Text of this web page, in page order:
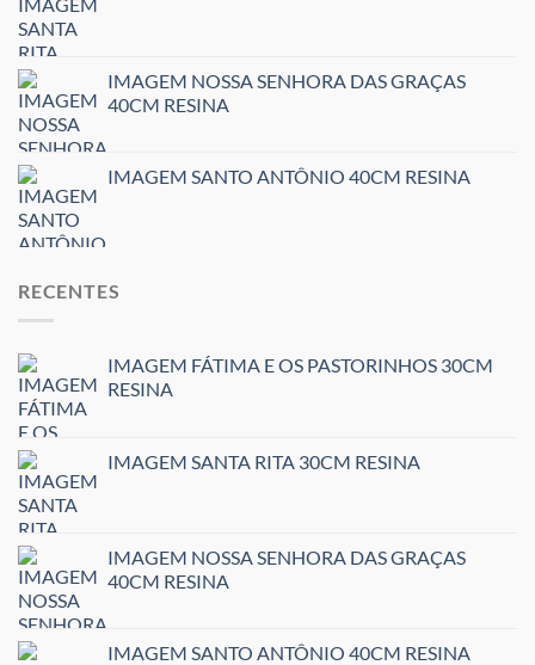
IMAGEM NOSSA SENHORA DAS GRAÇAS
40CM RESINA
IMAGEM SANTO ANTÔNIO 40CM RESINA
RECENTES
IMAGEM FÁTIMA E OS PASTORINHOS 30CM
RESINA
IMAGEM SANTA RITA 30CM RESINA
IMAGEM NOSSA SENHORA DAS GRAÇAS
40CM RESINA
IMAGEM SANTO ANTÔNIO 40CM RESINA